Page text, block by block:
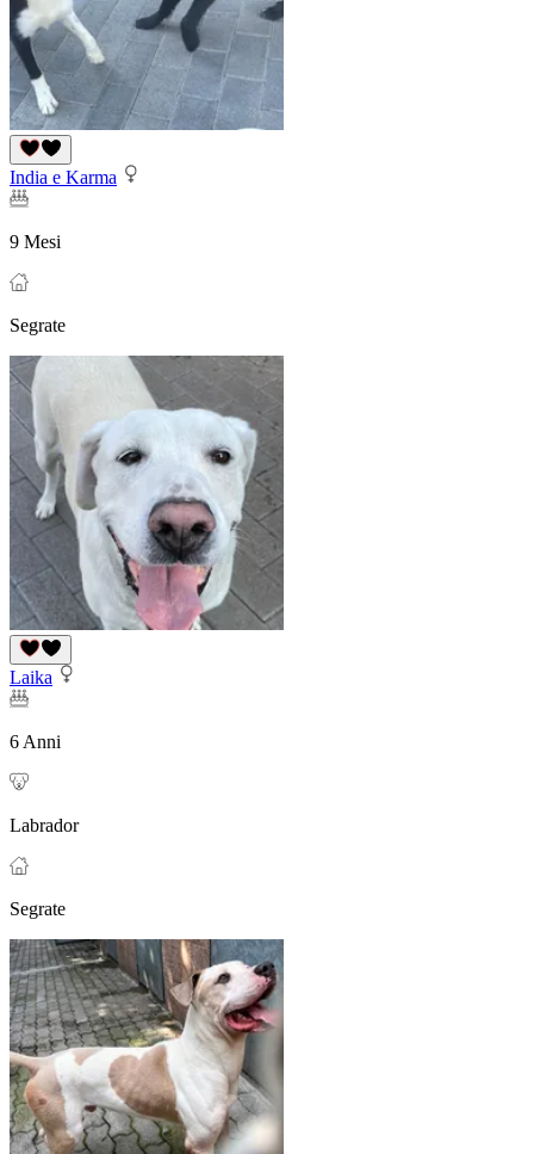
India e Karma
9 Mesi
Segrate
Laika
6 Anni
Labrador
Segrate